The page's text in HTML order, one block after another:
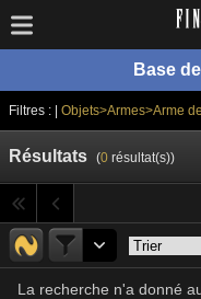
Base
Filtres : | Objets>Armes>Arme
Résultats (0résultat(s))
La recherche n'a donné